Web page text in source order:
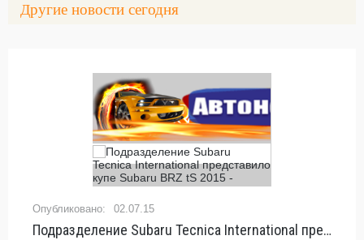
Другие новости сегодня
02.07.15
Подразделение Subaru Tecnica International представило купе Subaru BRZ tS 2015